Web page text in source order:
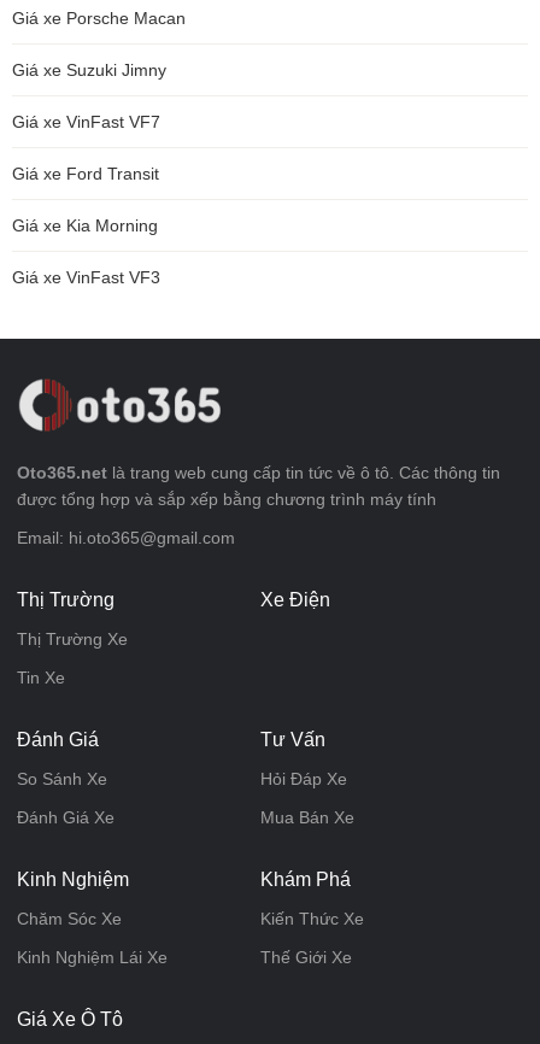
Giá xe Porsche Macan
Giá xe Suzuki Jimny
Giá xe VinFast VF7
Giá xe Ford Transit
Giá xe Kia Morning
Giá xe VinFast VF3
Oto365.net là trang web cung cấp tin tức về ô tô. Các thông tin
được tổng hợp và sắp xếp bằng chương trình máy tính
Email: hi.oto365@gmail.com
Thị Trường
Thị Trường Xe
Tin Xe
Xe Điện
Đánh Giá
So Sánh Xe
Đánh Giá Xe
Tư Vấn
Hỏi Đáp Xe
Mua Bán Xe
Kinh Nghiệm
Chăm Sóc Xe
Kinh Nghiệm Lái Xe
Khám Phá
Kiến Thức Xe
Thế Giới Xe
Giá Xe Ô Tô